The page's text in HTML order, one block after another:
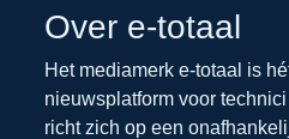
Over e-totaal
Het mediamerk e-totaal is
nieuwsplatform voor
richt zich op een